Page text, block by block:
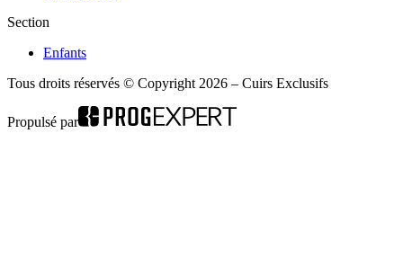
Section
Enfants
Tous droits réservés © Copyright 2026 – Cuirs Exclusifs
Propulsé par